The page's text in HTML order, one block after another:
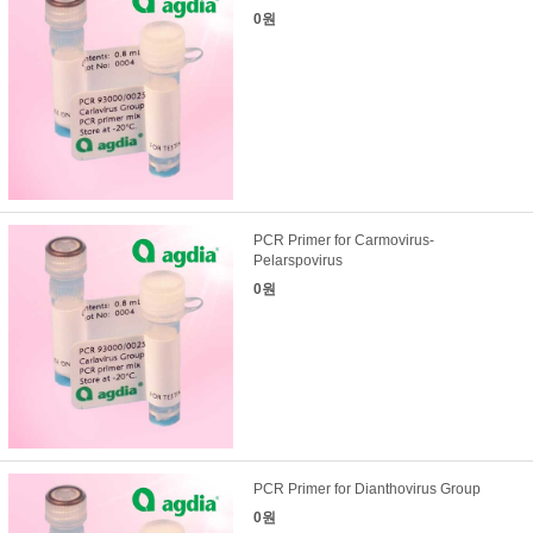
0원
PCR Primer for Carmovirus-
Pelarspovirus
0원
PCR Primer for Dianthovirus Group
0원